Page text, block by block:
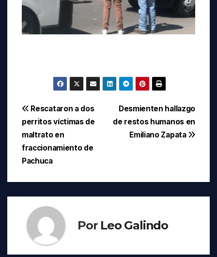
Navegación
de
entradas
Desmienten hallazgo
de restos humanos en
Emiliano Zapata
Rescataron a dos
perritos víctimas de
maltrato en
fraccionamiento de
Pachuca
Por Leo Galindo